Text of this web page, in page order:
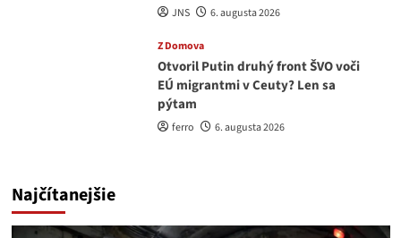
JNS 6. augusta 2026
Z Domova
Otvoril Putin druhý front ŠVO voči
EÚ migrantmi v Ceuty? Len sa
pýtam
ferro 6. augusta 2026
Najčítanejšie